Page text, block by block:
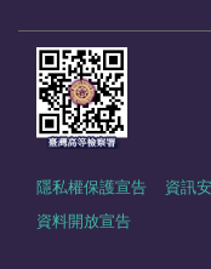
隱私權保護宣告 資訊
資料開放宣告